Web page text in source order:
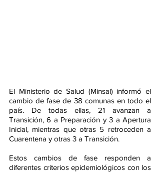
El Ministerio de Salud (Minsal) informó el
cambio de fase de 38 comunas en todo el
país. De todas ellas, 21 avanzan a
Transición, 6 a Preparación y 3 a Apertura
Inicial, mientras que otras 5 retroceden a
Cuarentena y otras 3 a Transición.
Estos cambios de fase responden a
diferentes criterios epidemiológicos con los